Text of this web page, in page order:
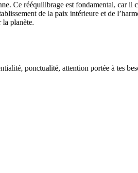
Ce rééquilibrage est fondamental, car il
de la paix intérieure et de
la planète.
ponctualité, attention portée à tes